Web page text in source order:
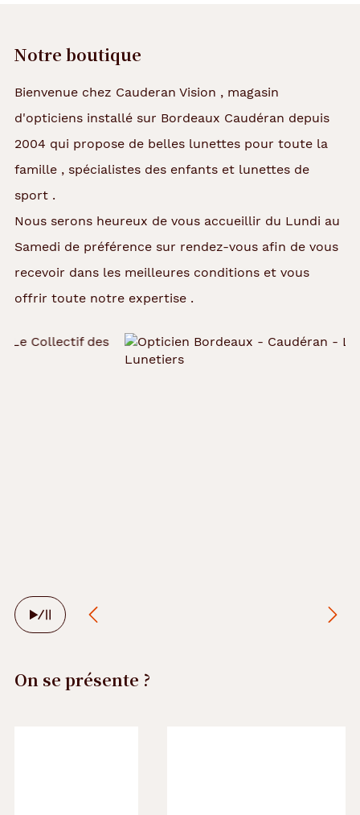
Notre boutique
Bienvenue chez Cauderan Vision , magasin
d'opticiens installé sur Bordeaux Caudéran depuis
2004 qui propose de belles lunettes pour toute la
famille , spécialistes des enfants et lunettes de
sport .
Nous serons heureux de vous accueillir du Lundi au
Samedi de préférence sur rendez-vous afin de vous
recevoir dans les meilleures conditions et vous
offrir toute notre expertise .
Arrêter
le
défilement
automatique
Précédent
Suivant
On se présente ?